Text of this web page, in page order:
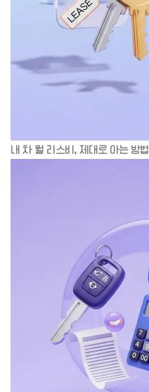
내 차 월 리스비, 제대로 아는 방